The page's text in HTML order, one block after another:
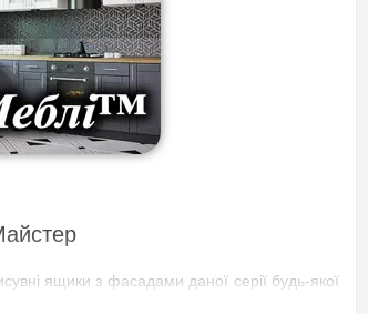
ящики з фасадами даної серії будь-якої
Майстер 2600 мм. На фото представлені